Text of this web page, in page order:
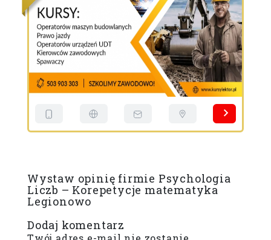
Wystaw opinię firmie Psychologia
Liczb – Korepetycje matematyka
Legionowo
Dodaj komentarz